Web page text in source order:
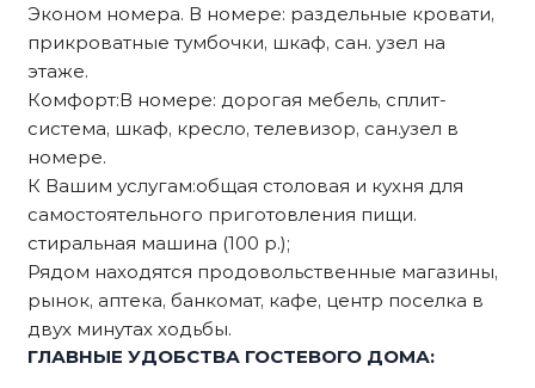
Эконом номера. В номере: раздельные кровати,
прикроватные тумбочки, шкаф, сан. узел на
этаже.
Комфорт:В номере: дорогая мебель, сплит-
система, шкаф, кресло, телевизор, сан.узел в
номере.
К Вашим услугам:общая столовая и кухня для
самостоятельного приготовления пищи.
стиральная машина (100 р.);
Рядом находятся продовольственные магазины,
рынок, аптека, банкомат, кафе, центр поселка в
двух минутах ходьбы.
ГЛАВНЫЕ УДОБСТВА ГОСТЕВОГО ДОМА: